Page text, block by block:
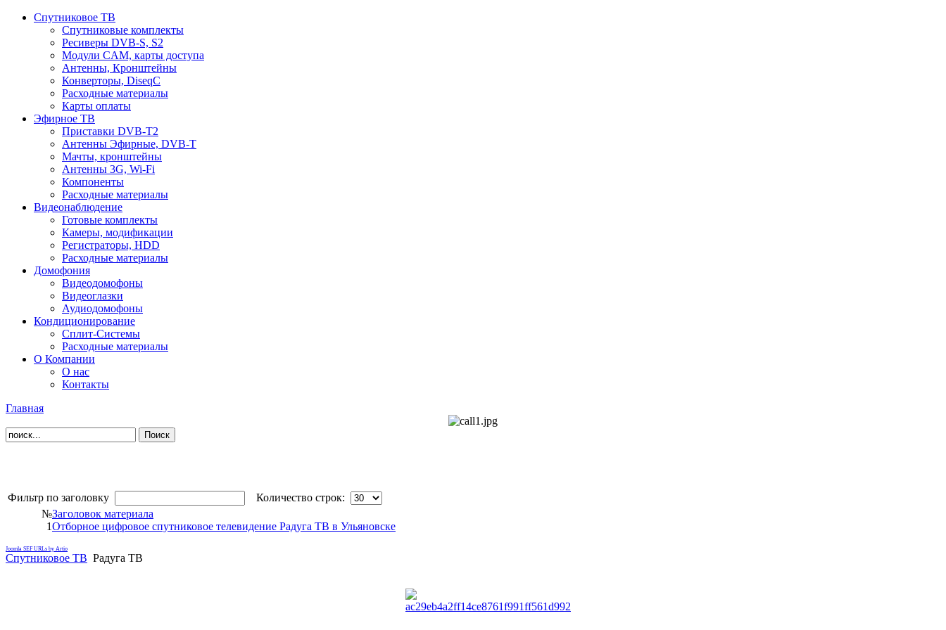
Спутниковое ТВ
Спутниковые комплекты
Ресиверы DVB-S, S2
Модули CAM, карты доступа
Антенны, Кронштейны
Конверторы, DiseqC
Расходные материалы
Карты оплаты
Эфирное ТВ
Приставки DVB-T2
Антенны Эфирные, DVB-T
Мачты, кронштейны
Антенны 3G, Wi-Fi
Компоненты
Расходные материалы
Видеонаблюдение
Готовые комплекты
Камеры, модификации
Регистраторы, HDD
Расходные материалы
Домофония
Видеодомофоны
Видеоглазки
Аудиодомофоны
Кондиционирование
Сплит-Системы
Расходные материалы
О Компании
О нас
Контакты
Главная
Фильтр по заголовку
Количество строк:
№Заголовок материала
1Отборное цифровое спутниковое телевидение Радуга ТВ в Ульяновске
Joomla SEF URLs by Artio
Спутниковое ТВ Радуга ТВ